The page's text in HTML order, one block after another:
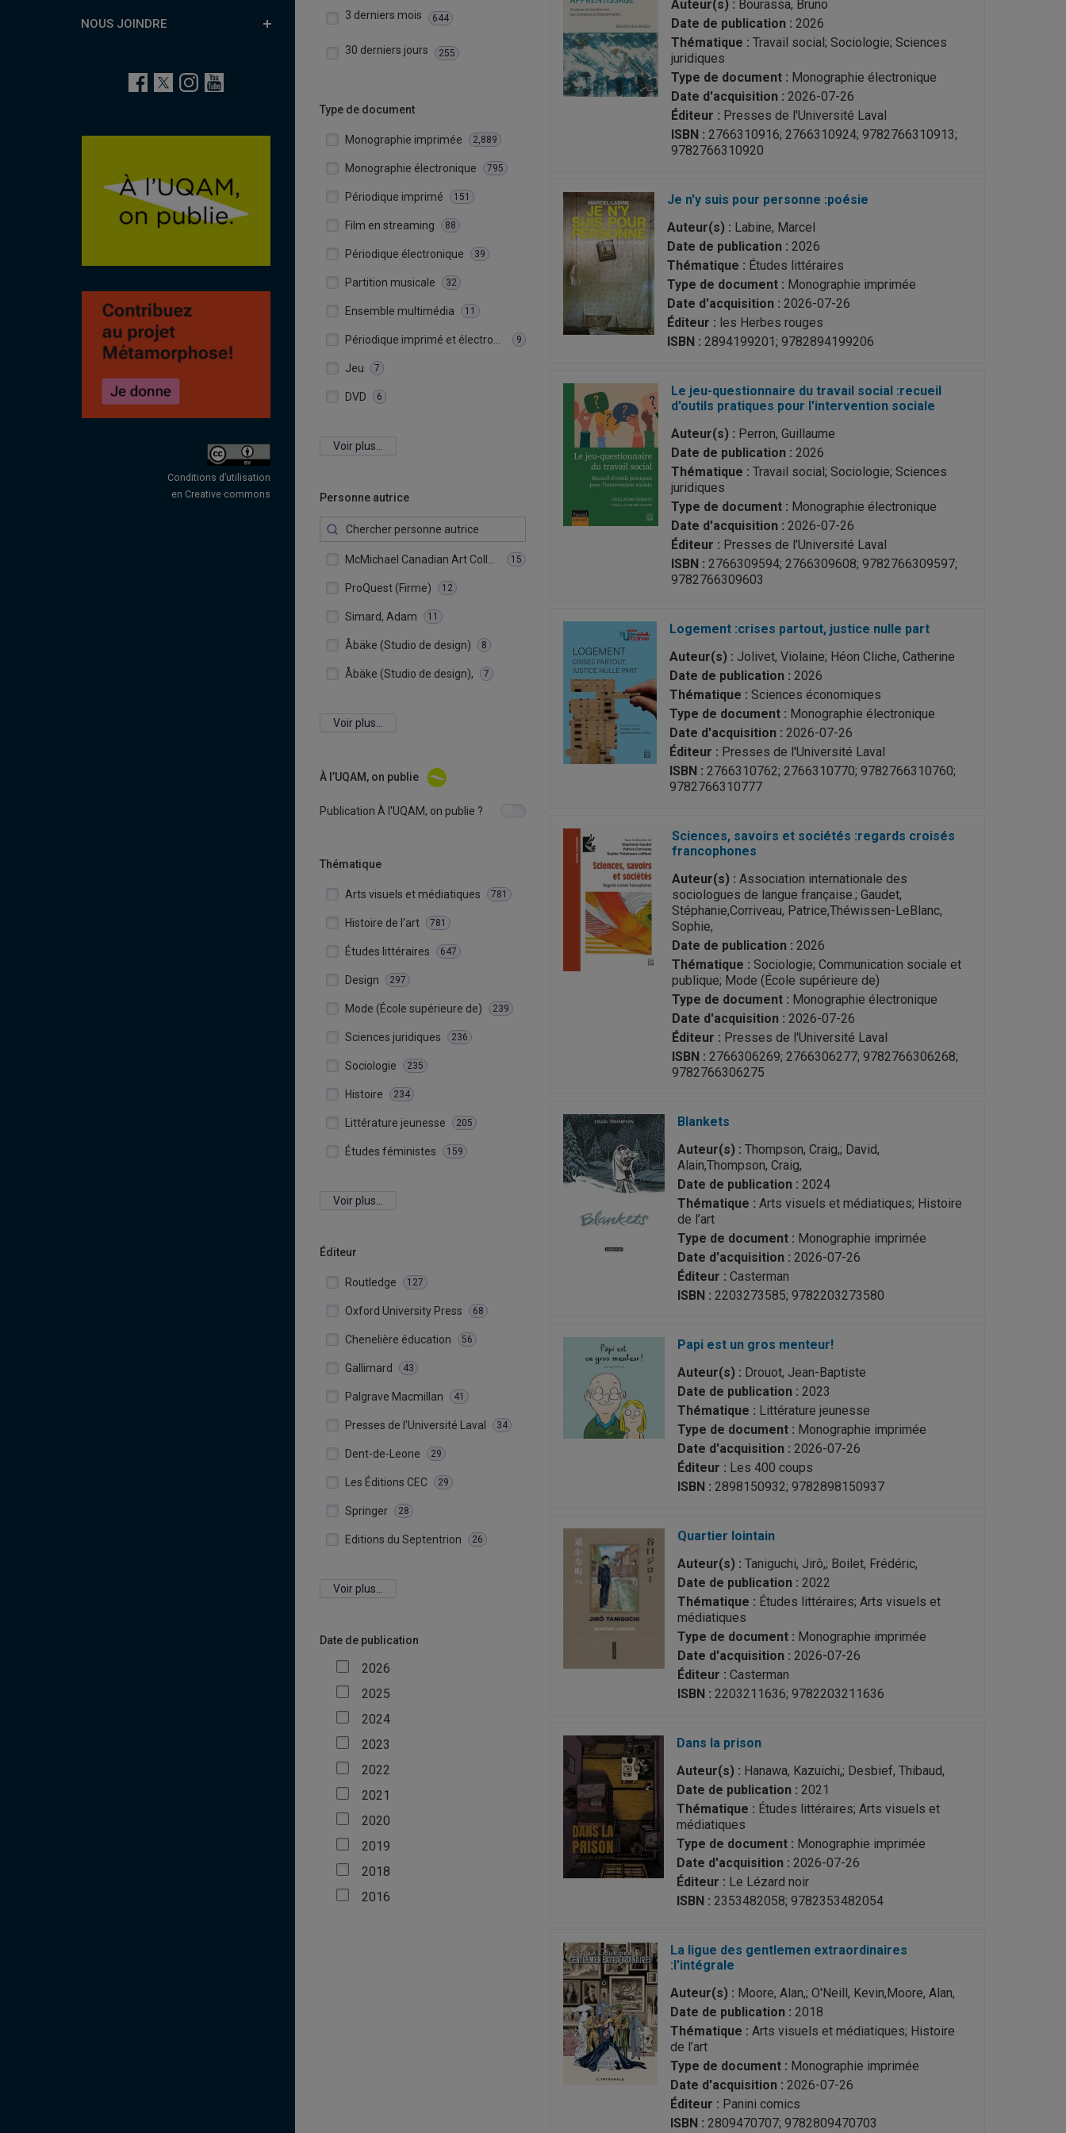
NOUS JOINDRE
Conditions d’utilisation
en Creative commons
3 derniers mois 644
30 derniers jours 255
Type de document
Monographie imprimée 2,889
Monographie électronique 795
Périodique imprimé 151
Film en streaming 88
Périodique électronique 39
Partition musicale 32
Ensemble multimédia 11
9
Jeu 7
DVD 6
Voir plus…
Personne autrice
15
ProQuest (Firme) 12
Simard, Adam 11
Åbäke (Studio de design) 8
Åbäke (Studio de design), 7
Voir plus…
À l’UQAM, on publie
Publication À l'UQAM, on publie ?
Thématique
Arts visuels et médiatiques 781
Histoire de l’art 781
Études littéraires 647
Design 297
Mode (École supérieure de) 239
Sciences juridiques 236
Sociologie 235
Histoire 234
Littérature jeunesse 205
Études féministes 159
Voir plus…
Éditeur
Routledge 127
Oxford University Press 68
Chenelière éducation 56
Gallimard 43
Palgrave Macmillan 41
Presses de l'Université Laval 34
Dent-de-Leone 29
Les Éditions CEC 29
Springer 28
Editions du Septentrion 26
Voir plus…
Date de publication
2026
2025
2024
2023
2022
2021
2020
2019
2018
2016
Auteur(s) : Bourassa, Bruno
Date de publication : 2026
Thématique : Travail social; Sociologie; Sciences
juridiques
Type de document : Monographie électronique
Date d'acquisition : 2026-07-26
Éditeur : Presses de l'Université Laval
ISBN : 2766310916; 2766310924; 9782766310913;
9782766310920
Je n'y suis pour personne :poésie
Auteur(s) : Labine, Marcel
Date de publication : 2026
Thématique : Études littéraires
Type de document : Monographie imprimée
Date d'acquisition : 2026-07-26
Éditeur : les Herbes rouges
ISBN : 2894199201; 9782894199206
Le jeu-questionnaire du travail social :recueil
d'outils pratiques pour l'intervention sociale
Auteur(s) : Perron, Guillaume
Date de publication : 2026
Thématique : Travail social; Sociologie; Sciences
juridiques
Type de document : Monographie électronique
Date d'acquisition : 2026-07-26
Éditeur : Presses de l'Université Laval
ISBN : 2766309594; 2766309608; 9782766309597;
9782766309603
Logement :crises partout, justice nulle part
Auteur(s) : Jolivet, Violaine; Héon Cliche, Catherine
Date de publication : 2026
Thématique : Sciences économiques
Type de document : Monographie électronique
Date d'acquisition : 2026-07-26
Éditeur : Presses de l'Université Laval
ISBN : 2766310762; 2766310770; 9782766310760;
9782766310777
Sciences, savoirs et sociétés :regards croisés
francophones
Auteur(s) : Association internationale des
sociologues de langue française.; Gaudet,
Stéphanie,Corriveau, Patrice,Théwissen-LeBlanc,
Sophie,
Date de publication : 2026
Thématique : Sociologie; Communication sociale et
publique; Mode (École supérieure de)
Type de document : Monographie électronique
Date d'acquisition : 2026-07-26
Éditeur : Presses de l'Université Laval
ISBN : 2766306269; 2766306277; 9782766306268;
9782766306275
Blankets
Auteur(s) : Thompson, Craig,; David,
Alain,Thompson, Craig,
Date de publication : 2024
Thématique : Arts visuels et médiatiques; Histoire
de l’art
Type de document : Monographie imprimée
Date d'acquisition : 2026-07-26
Éditeur : Casterman
ISBN : 2203273585; 9782203273580
Papi est un gros menteur!
Auteur(s) : Drouot, Jean-Baptiste
Date de publication : 2023
Thématique : Littérature jeunesse
Type de document : Monographie imprimée
Date d'acquisition : 2026-07-26
Éditeur : Les 400 coups
ISBN : 2898150932; 9782898150937
Quartier lointain
Auteur(s) : Taniguchi, Jirô,; Boilet, Frédéric,
Date de publication : 2022
Thématique : Études littéraires; Arts visuels et
médiatiques
Type de document : Monographie imprimée
Date d'acquisition : 2026-07-26
Éditeur : Casterman
ISBN : 2203211636; 9782203211636
Dans la prison
Auteur(s) : Hanawa, Kazuichi,; Desbief, Thibaud,
Date de publication : 2021
Thématique : Études littéraires; Arts visuels et
médiatiques
Type de document : Monographie imprimée
Date d'acquisition : 2026-07-26
Éditeur : Le Lézard noir
ISBN : 2353482058; 9782353482054
La ligue des gentlemen extraordinaires
:l'intégrale
Auteur(s) : Moore, Alan,; O'Neill, Kevin,Moore, Alan,
Date de publication : 2018
Thématique : Arts visuels et médiatiques; Histoire
de l’art
Type de document : Monographie imprimée
Date d'acquisition : 2026-07-26
Éditeur : Panini comics
ISBN : 2809470707; 9782809470703